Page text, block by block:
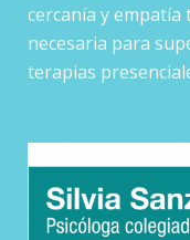
cercanía y
necesaria para
terapias